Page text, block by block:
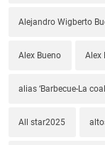
Alejandro Wigberto
Alex Bueno Alex
alias ‘Barbecue-La
All star2025